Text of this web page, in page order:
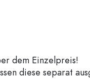
dem Einzelpreis!
diese separat